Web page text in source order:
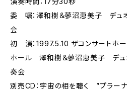
委 嘱：澤和樹＆蓼沼恵美子 デュ
会
初 演：1997.5.10 ザコンサートホ
ホール 澤和樹＆蓼沼恵美子 デュ
奏会
別売CD：宇宙の相を聴く ”プラ